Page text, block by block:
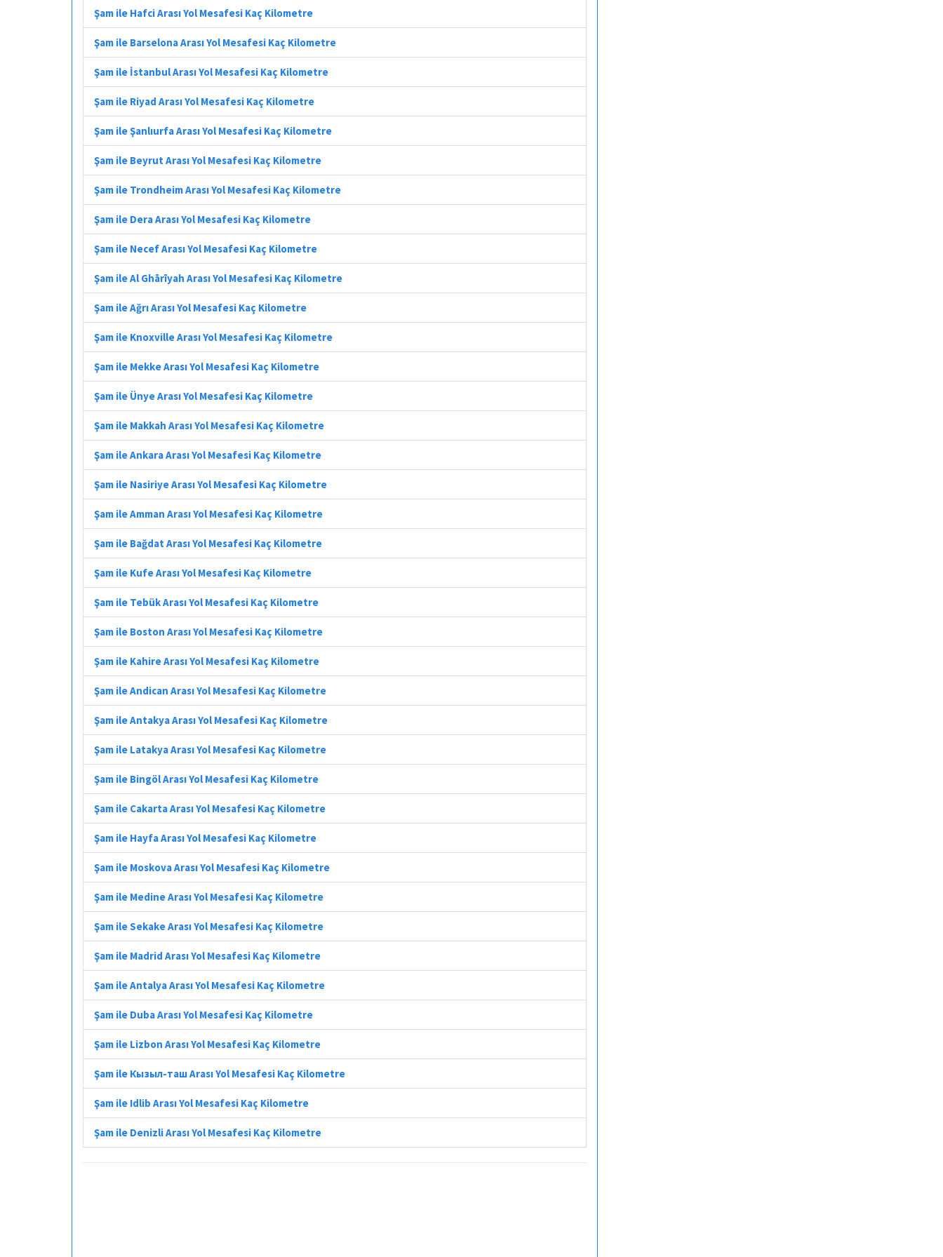
Şam ile Hafci Arası Yol Mesafesi Kaç Kilometre
Şam ile Barselona Arası Yol Mesafesi Kaç Kilometre
Şam ile İstanbul Arası Yol Mesafesi Kaç Kilometre
Şam ile Riyad Arası Yol Mesafesi Kaç Kilometre
Şam ile Şanlıurfa Arası Yol Mesafesi Kaç Kilometre
Şam ile Beyrut Arası Yol Mesafesi Kaç Kilometre
Şam ile Trondheim Arası Yol Mesafesi Kaç Kilometre
Şam ile Dera Arası Yol Mesafesi Kaç Kilometre
Şam ile Necef Arası Yol Mesafesi Kaç Kilometre
Şam ile Al Ghārīyah Arası Yol Mesafesi Kaç Kilometre
Şam ile Ağrı Arası Yol Mesafesi Kaç Kilometre
Şam ile Knoxville Arası Yol Mesafesi Kaç Kilometre
Şam ile Mekke Arası Yol Mesafesi Kaç Kilometre
Şam ile Ünye Arası Yol Mesafesi Kaç Kilometre
Şam ile Makkah Arası Yol Mesafesi Kaç Kilometre
Şam ile Ankara Arası Yol Mesafesi Kaç Kilometre
Şam ile Nasiriye Arası Yol Mesafesi Kaç Kilometre
Şam ile Amman Arası Yol Mesafesi Kaç Kilometre
Şam ile Bağdat Arası Yol Mesafesi Kaç Kilometre
Şam ile Kufe Arası Yol Mesafesi Kaç Kilometre
Şam ile Tebük Arası Yol Mesafesi Kaç Kilometre
Şam ile Boston Arası Yol Mesafesi Kaç Kilometre
Şam ile Kahire Arası Yol Mesafesi Kaç Kilometre
Şam ile Andican Arası Yol Mesafesi Kaç Kilometre
Şam ile Antakya Arası Yol Mesafesi Kaç Kilometre
Şam ile Latakya Arası Yol Mesafesi Kaç Kilometre
Şam ile Bingöl Arası Yol Mesafesi Kaç Kilometre
Şam ile Cakarta Arası Yol Mesafesi Kaç Kilometre
Şam ile Hayfa Arası Yol Mesafesi Kaç Kilometre
Şam ile Moskova Arası Yol Mesafesi Kaç Kilometre
Şam ile Medine Arası Yol Mesafesi Kaç Kilometre
Şam ile Sekake Arası Yol Mesafesi Kaç Kilometre
Şam ile Madrid Arası Yol Mesafesi Kaç Kilometre
Şam ile Antalya Arası Yol Mesafesi Kaç Kilometre
Şam ile Duba Arası Yol Mesafesi Kaç Kilometre
Şam ile Lizbon Arası Yol Mesafesi Kaç Kilometre
Şam ile Кызыл-таш Arası Yol Mesafesi Kaç Kilometre
Şam ile Idlib Arası Yol Mesafesi Kaç Kilometre
Şam ile Denizli Arası Yol Mesafesi Kaç Kilometre